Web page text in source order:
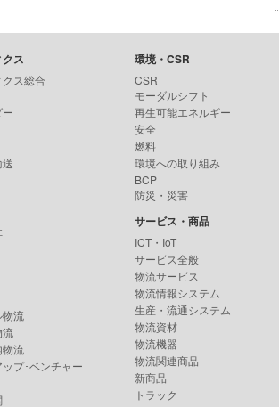
ス
ス総合
送
物流
流
物流
プ･ベンチャー
環境・CSR
CSR
モーダルシフト
再生可能エネルギー
安全
燃料
環境への取り組み
BCP
防災・災害
サービス・商品
ICT・IoT
サービス全般
物流サービス
物流情報システム
生産・流通システム
物流資材
物流機器
物流関連商品
新商品
トラック